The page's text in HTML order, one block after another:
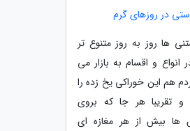
در روزهای گرم
ها روز به روز متنوع تر
و اقسام به بازار می
هم این خوراکی یخ زده را
تقریبا هر جا که بروی
ها بیش از هر مغازه ای